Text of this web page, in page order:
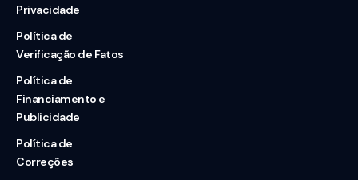
Privacidade
Política de
Verificação de Fatos
Política de
Financiamento e
Publicidade
Política de
Correções